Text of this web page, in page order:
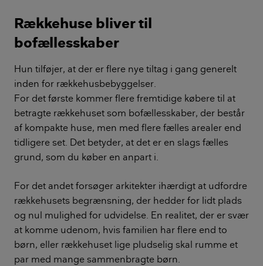
Rækkehuse bliver til
bofællesskaber
Hun tilføjer, at der er flere nye tiltag i gang generelt
inden for rækkehusbebyggelser.
For det første kommer flere fremtidige købere til at
betragte rækkehuset som bofællesskaber, der består
af kompakte huse, men med flere fælles arealer end
tidligere set. Det betyder, at det er en slags fælles
grund, som du køber en anpart i.
For det andet forsøger arkitekter ihærdigt at udfordre
rækkehusets begrænsning, der hedder for lidt plads
og nul mulighed for udvidelse. En realitet, der er svær
at komme udenom, hvis familien har flere end to
børn, eller rækkehuset lige pludselig skal rumme et
par med mange sammenbragte børn.